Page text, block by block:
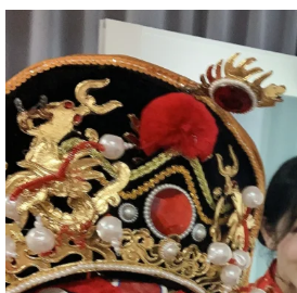
マジシャン派遣 パッショ
@comedy_illusion · 7 8月
お疲れ様です
ブログ更新しました
「マジシャン和歌山旅 白浜
#企業公式がお疲れ様を言い
#旅行好きな人と繋がりたい
#一人旅